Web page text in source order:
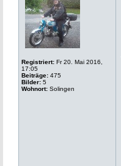
Registriert: Fr 20. Mai 2016,
17:05
Beiträge: 475
Bilder: 5
Wohnort: Solingen